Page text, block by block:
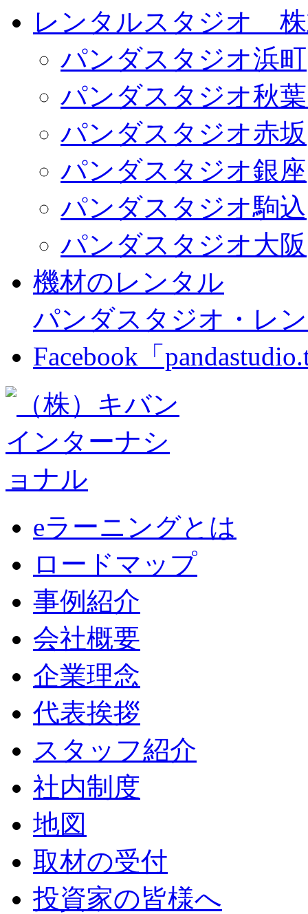
レンタルスタジオ 株
パンダスタジオ浜町
パンダスタジオ秋
パンダスタジオ赤坂
パンダスタジオ銀座
パンダスタジオ駒込
パンダスタジオ大阪
機材のレンタル
パンダスタジオ・レ
Facebook「
eラーニングとは
ロードマップ
事例紹介
会社概要
企業理念
代表挨拶
スタッフ紹介
社内制度
地図
取材の受付
投資家の皆様へ